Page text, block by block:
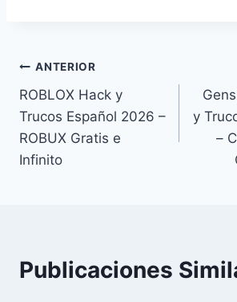
Navegación
de
entradas
ANTERIOR
ROBLOX Hack y
Trucos Español 2026 –
ROBUX Gratis e
Infinito
y
–
Publicaciones